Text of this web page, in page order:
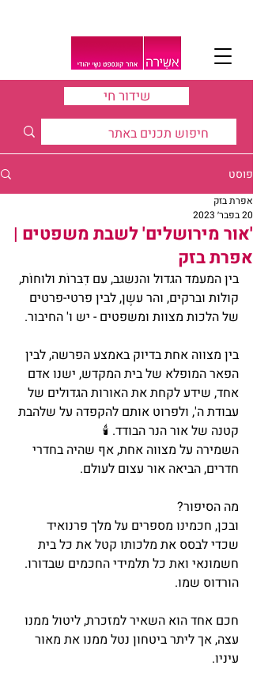
שידור חי
פוסט
'אור מירושלים' לשבת משפטים |
אפרת בזק
אפרת בזק
20 בפבר׳ 2023
בין המעמד הגדול והנשגב, עם דִבּרוֹת ולוּחוֹת,
קולות וברקים, והר עשֶן, לבין פרטי-פרטים
של הלכות מצוות ומשפטים - יש ו' החיבור.
בין מצווה אחת בדיוק באמצע הפרשה, לבין
הפאר המופלא של בית המקדש, ישנו אדם
אחד, שידע לקחת את האורות הגדולים של
עבודת ה', ולפרוט אותם להקפדה על שלהבת
קטנה של אור הנר הבודד. 🕯
השמירה על מצווה אחת, אף שהיה בחדרי
חדרים, הביאה אור עצום לעולם.
מה הסיפור?
ובכן, חכמינו מספרים על מלך פרנואיד
שכדי לבסס את מלכותו קטל את כל בית
חשמונאי ואת כל תלמידי החכמים שבדורו.
הורדוס שמו.
חכם אחד הוא השאיר למזכרת, ליטול ממנו
עצה, אך ליתר ביטחון נטל ממנו את מאור
עיניו.